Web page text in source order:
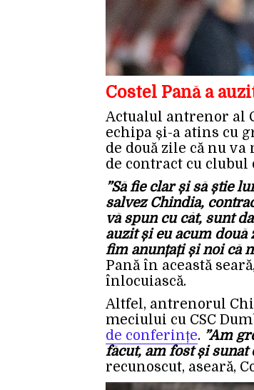
Costel Pană a
Actualul antrenor al
echipa și-a atins cu
de două zile că nu
de contract cu clubul
”Să fie clar și să știe
salvez Chindia,
vă spun cu cât, sunt
auzit și eu acum
fim anunțați și noi că
Pană în această
înlocuiască.
Altfel, antrenorul
meciului cu CSC
de conferințe. ”Am
făcut, am fost și sunat
recunoscut, aseară,